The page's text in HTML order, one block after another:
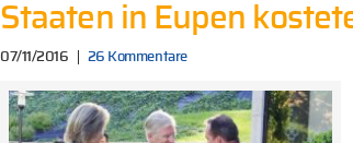
Staaten in Eupen
07/11/2016 26 Kommentare